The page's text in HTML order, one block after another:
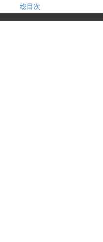
総目次